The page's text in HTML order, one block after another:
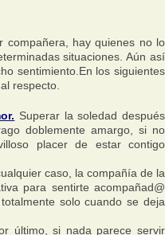
compañera, hay quienes no lo
situaciones. Aún así
sentimiento.En los siguientes
respecto.
Superar la soledad después
doblemente amargo, si no
placer de estar contigo
caso, la compañía de la
para sentirte acompañad@
solo cuando se deja
último, si nada parece servir